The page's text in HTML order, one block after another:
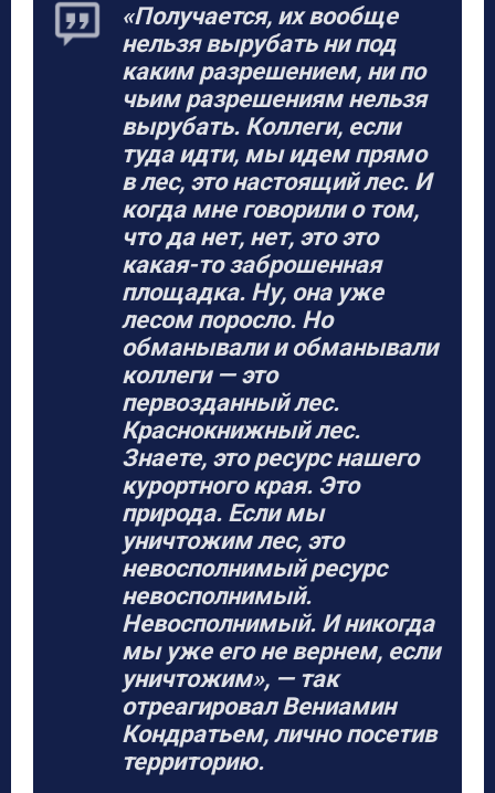
«Получается, их вообще
нельзя вырубать ни под
каким разрешением, ни по
чьим разрешениям нельзя
вырубать. Коллеги, если
туда идти, мы идем прямо
в лес, это настоящий лес. И
когда мне говорили о том,
что да нет, нет, это это
какая-то заброшенная
площадка. Ну, она уже
лесом поросло. Но
обманывали и обманывали
коллеги — это
первозданный лес.
Краснокнижный лес.
Знаете, это ресурс нашего
курортного края. Это
природа. Если мы
уничтожим лес, это
невосполнимый ресурс
невосполнимый.
Невосполнимый. И никогда
мы уже его не вернем, если
уничтожим», — так
отреагировал Вениамин
Кондратьем, лично посетив
территорию.